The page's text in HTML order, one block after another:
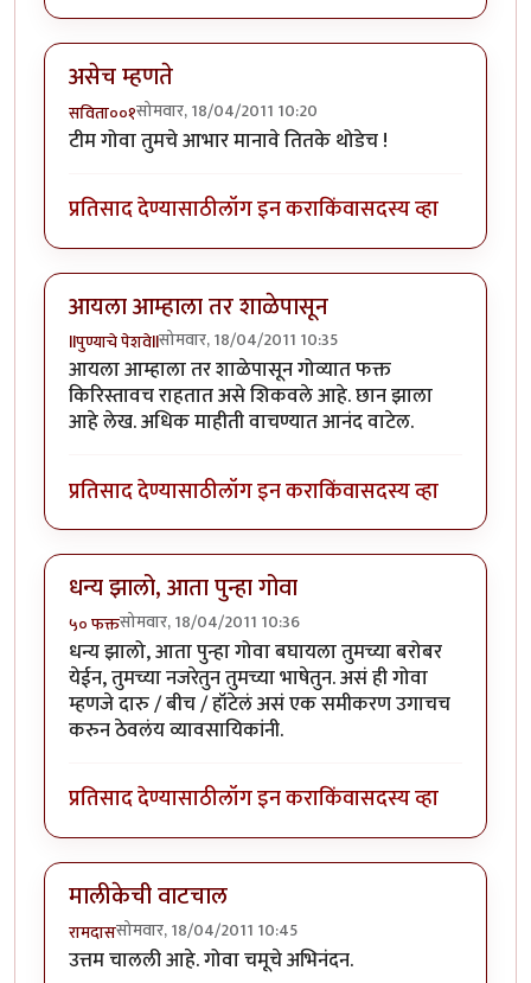
असेच म्हणते
सविता००१सोमवार, 18/04/2011 10:20
टीम गोवा तुमचे आभार मानावे तितके थोडेच !
प्रतिसाद देण्यासाठीलॉग इन कराकिंवासदस्य व्हा
आयला आम्हाला तर शाळेपासून
llपुण्याचे पेशवेllसोमवार, 18/04/2011 10:35
आयला आम्हाला तर शाळेपासून गोव्यात फक्त
किरिस्तावच राहतात असे शिकवले आहे. छान झाला
आहे लेख. अधिक माहीती वाचण्यात आनंद वाटेल.
प्रतिसाद देण्यासाठीलॉग इन कराकिंवासदस्य व्हा
धन्य झालो, आता पुन्हा गोवा
५० फक्तसोमवार, 18/04/2011 10:36
धन्य झालो, आता पुन्हा गोवा बघायला तुमच्या बरोबर
येईन, तुमच्या नजरेतुन तुमच्या भाषेतुन. असं ही गोवा
म्हणजे दारु / बीच / हॉटेलं असं एक समीकरण उगाचच
करुन ठेवलंय व्यावसायिकांनी.
प्रतिसाद देण्यासाठीलॉग इन कराकिंवासदस्य व्हा
मालीकेची वाटचाल
रामदाससोमवार, 18/04/2011 10:45
उत्तम चालली आहे. गोवा चमूचे अभिनंदन.